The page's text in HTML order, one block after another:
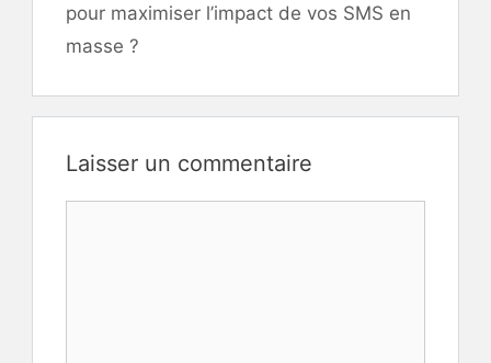
pour maximiser l’impact de vos SMS en
masse ?
Laisser un commentaire